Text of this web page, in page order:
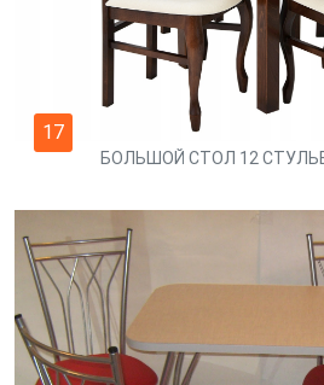
17
БОЛЬШОЙ СТОЛ 12